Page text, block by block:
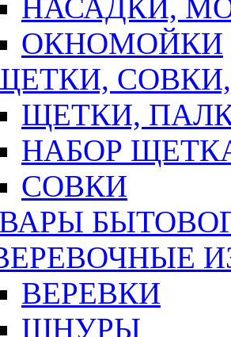
НАСАДКИ,
ОКНОМОЙКИ
ЩЕТКИ,
НАБОР
СОВКИ
ВЕРЕВКИ
ШНУРЫ